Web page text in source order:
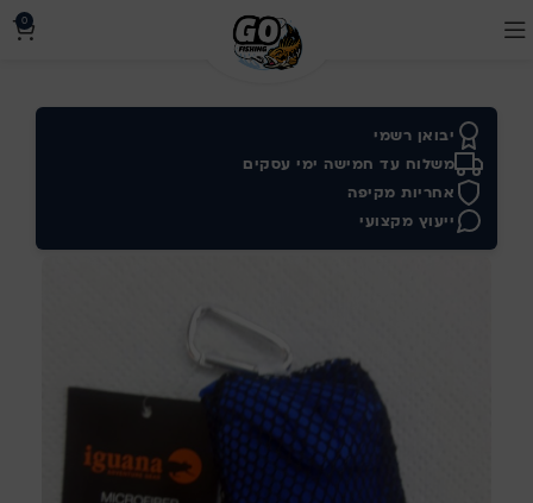
0
יבואן רשמי
משלוח עד חמישה ימי עסקים
אחריות מקיפה
ייעוץ מקצועי